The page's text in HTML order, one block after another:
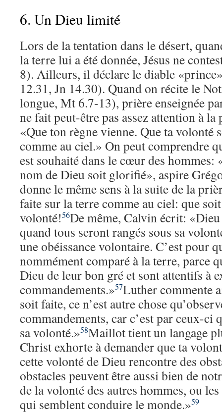
6. Un Dieu limité
Lors de la tentation dans le désert,
la terre lui a été donnée, Jésus ne
8). Ailleurs, il déclare le diable
12.31, Jn 14.30). Quand on récite le
longue, Mt 6.7-13), prière enseignée
ne fait peut-être pas assez attention à
«Que ton règne vienne. Que ta volonté
comme au ciel.» On peut comprendre
est souhaité dans le cœur des hommes:
nom de Dieu soit glorifié», aspire
donne le même sens à la suite de la
faite sur la terre comme au ciel: que
volonté!56De même, Calvin écrit:
quand tous seront rangés sous sa
une obéissance volontaire. C’est pour
nommément comparé à la terre, parce
Dieu de leur bon gré et sont attentifs à
commandements.»57Luther commente
soit faite, ce n’est autre chose
commandements, car c’est par ceux-ci
sa volonté.»58Maillot tient un langage
Christ exhorte à demander que ta
cette volonté de Dieu rencontre des
obstacles peuvent être aussi bien de
de la volonté des autres hommes, ou
qui semblent conduire le monde.»59